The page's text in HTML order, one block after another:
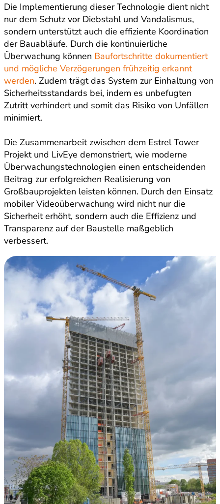
Die Implementierung dieser Technologie dient nicht
nur dem Schutz vor Diebstahl und Vandalismus,
sondern unterstützt auch die effiziente Koordination
der Bauabläufe. Durch die kontinuierliche
Überwachung können Baufortschritte dokumentiert
und mögliche Verzögerungen frühzeitig erkannt
werden. Zudem trägt das System zur Einhaltung von
Sicherheitsstandards bei, indem es unbefugten
Zutritt verhindert und somit das Risiko von Unfällen
minimiert.
Die Zusammenarbeit zwischen dem Estrel Tower
Projekt und LivEye demonstriert, wie moderne
Überwachungstechnologien einen entscheidenden
Beitrag zur erfolgreichen Realisierung von
Großbauprojekten leisten können. Durch den Einsatz
mobiler Videoüberwachung wird nicht nur die
Sicherheit erhöht, sondern auch die Effizienz und
Transparenz auf der Baustelle maßgeblich
verbessert.